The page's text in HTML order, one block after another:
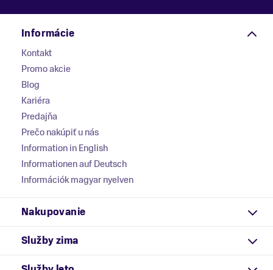
Informácie
Kontakt
Promo akcie
Blog
Kariéra
Predajňa
Prečo nakúpiť u nás
Information in English
Informationen auf Deutsch
Információk magyar nyelven
Nakupovanie
Služby zima